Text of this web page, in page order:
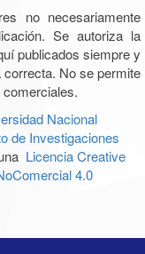
no necesariamente
Se autoriza la
publicados siempre y
No se permite
Nacional
de Investigaciones
Licencia Creative
4.0